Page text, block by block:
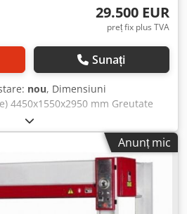
29.500 EUR
preț fix plus TVA
Sunați
nou, Dimensiuni
4450x1550x2950 mm Greutate
putere 1,6 kW Presă cu platan
PRO - Dimensiunea mesei: 1300 x
de presare: 110 t - 8 cilindri
piston: 600 mm - Deschidere
hidraulică: 1,5 kW - Manometru
setată și valoarea efectivă -
de sus în jos - Comandă de
Anunț mic